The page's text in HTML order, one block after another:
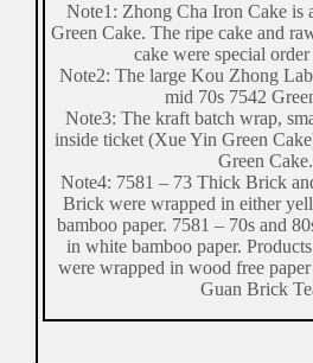
Note1: Zhong Cha Iron Cake is
Green Cake. The ripe cake and
cake were special
Note2: The large Kou Zhong
mid 70s 7542
Note3: The kraft batch wrap,
inside ticket (Xue Yin Green
Green Cake.
Note4: 7581 – 73 Thick Brick
Brick were wrapped in either
bamboo paper. 7581 – 70s and
in white bamboo paper.
were wrapped in wood free
Guan Brick